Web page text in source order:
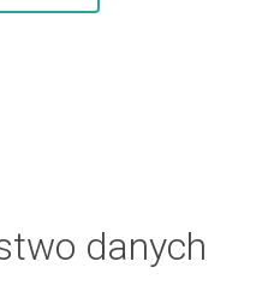
danych